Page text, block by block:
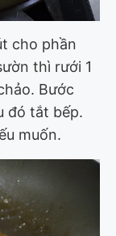
cho phần
thì rưới 1
Bước
đó tắt bếp.
muốn.